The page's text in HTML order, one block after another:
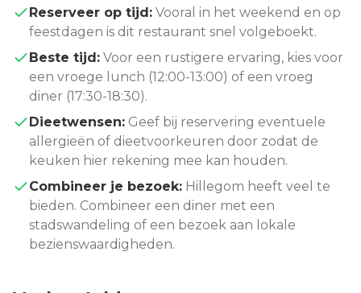
Reserveer op tijd: Vooral in het weekend en op
feestdagen is dit restaurant snel volgeboekt.
Beste tijd: Voor een rustigere ervaring, kies voor
een vroege lunch (12:00-13:00) of een vroeg
diner (17:30-18:30).
Dieetwensen: Geef bij reservering eventuele
allergieën of dieetvoorkeuren door zodat de
keuken hier rekening mee kan houden.
Combineer je bezoek: Hillegom heeft veel te
bieden. Combineer een diner met een
stadswandeling of een bezoek aan lokale
bezienswaardigheden.